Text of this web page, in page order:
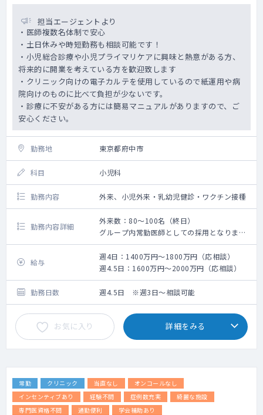
担当エージェントより
・医師複数名体制で安心
・土日休みや時短勤務も相談可能です！
・小児総合診療や小児プライマリケアに興味と熱意がある方、
将来的に開業を考えている方を歓迎致します
・クリニック向けの電子カルテを使用しているので紙運用や病
院向けのものに比べて負担が少ないです。
・診療に不安がある方には簡易マニュアルがありますので、ご
安心ください。
勤務地 東京都府中市
科目 小児科
勤務内容 外来、小児外来・乳幼児健診・ワクチン接種
勤務内容詳細
外来数：80～100名（終日）
グループ内常勤医師としての採用となりま
す。
グループ内クリニック（府中、登戸、小伝馬
町、中野）を兼務していただきます。
【勤務について】
・診療内容や方針で困らないように簡易マニ
ュアルがあります。
・看護師や事務がサポートして先生方の負
担・不安を軽減します
・その他：保護者の診察、その他法人の定め
を想定します
・2診体制
・小児総合診療や小児プライマリケアに興味
給与
週4日：1400万円～1800万円（応相談）
週4.5日：1600万円～2000万円（応相談）
勤務日数 週4.5日 ※週3日～相談可能
お気に入り 詳細をみる
常勤 クリニック 当直なし
オンコールなし
インセンティブあり
経験不問 症例数充実
綺麗な施設
専門医資格不問
通勤便利 学会補助あり